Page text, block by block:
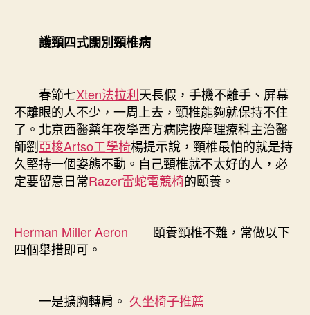
護頸四式闊別頸椎病
春節七Xten法拉利天長假，手機不離手、屏幕
不離眼的人不少，一周上去，頸椎能夠就保持不住
了。北京西醫藥年夜學西方病院按摩理療科主治醫
師劉亞梭Artso工學椅楊提示說，頸椎最怕的就是持
久堅持一個姿態不動。自己頸椎就不太好的人，必
定要留意日常Razer雷蛇電競椅的頤養。
Herman Miller Aeron 頤養頸椎不難，常做以下
四個舉措即可。
一是擴胸轉肩。 久坐椅子推薦